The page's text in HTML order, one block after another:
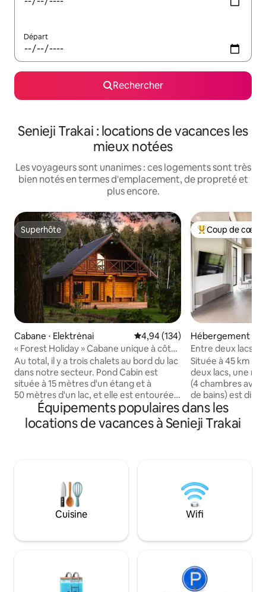
Départ
Rechercher
Senieji Trakai : locations de vacances les
mieux notées
Les voyageurs sont unanimes : ces logements sont très
bien notés en termes d'emplacement, de propreté et
plus encore.
Superhôte
Superhôte
Cabane ⋅ Elektrėnai Évaluation moyenne sur la
4,94 (134)
« Forest Holiday » Cabane unique à côté
du lac
Au total, il y a trois chalets au bord du lac
dans notre secteur. Pond Cabin est
située à 15 mètres d'un étang et à
50 mètres d'un lac, et elle est entourée
de forêt. Le chalet est doté de tous les
équipements nécessaires. Vous pourrez
également profiter d'un barbecue au
bois ou du charbon de bois pour le
barbecue. Il est possible de jouer de la
musique en plein air jusqu'à 22 h. Nous
proposons également un jacuzzi pour
le plus proche est à 2 km.
Coups de cœur
Coup de cœur
Hébergement ⋅
Entre deux lacs
Située à 45 km
deux lacs, une
(4 chambres avec
de bains) est
voyageurs ont
jacuzzi, un baby-
beach-volley, un
désireux de
les loisirs. Le
et, dans une
les hôtes, qui ont
Équipements populaires dans les
locations de vacances à Senieji Trakai
Cuisine Wifi